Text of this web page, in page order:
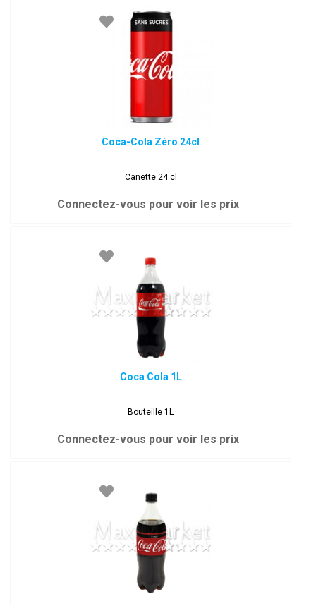
Coca-Cola Zéro 24cl
Canette 24 cl
Connectez-vous pour voir les prix
Coca Cola 1L
Bouteille 1L
Connectez-vous pour voir les prix